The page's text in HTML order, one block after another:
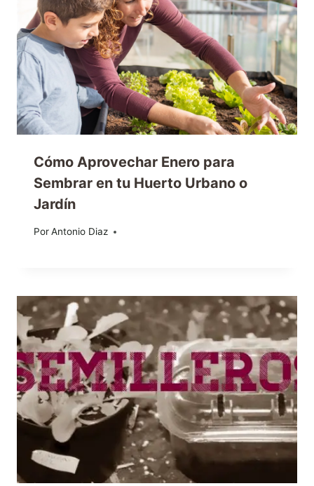
Cómo Aprovechar Enero para
Sembrar en tu Huerto Urbano o
Jardín
PorAntonio Diaz
15/01/2024